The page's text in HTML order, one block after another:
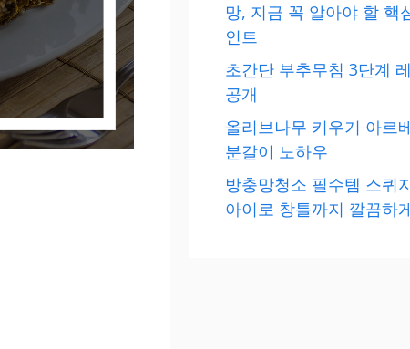
망, 지금 꼭 알아야 할 핵
인트
초간단 부추무침 3단계
공개
올리브나무 키우기 아르
분갈이 노하우
방충망청소 필수템 스퀴
아이로 창틀까지 깔끔하